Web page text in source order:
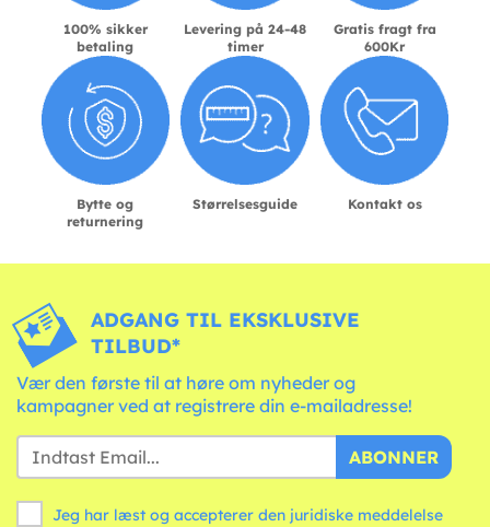
100% sikker
betaling
Levering på 24-48
timer
Gratis fragt fra
600Kr
Bytte og
returnering
Størrelsesguide Kontakt os
ADGANG TIL EKSKLUSIVE
TILBUD*
Vær den første til at høre om nyheder og
kampagner ved at registrere din e-mailadresse!
ABONNER
Jeg har læst og accepterer den juridiske meddelelse